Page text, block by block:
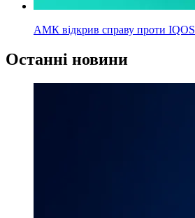
АМК відкрив справу проти IQOS
Останні новини